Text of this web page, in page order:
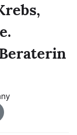
Verbindung,